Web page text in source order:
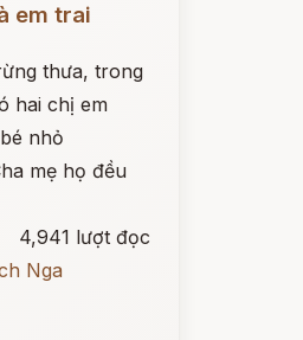
em trai
thưa, trong
hai chị em
nhỏ
mẹ họ đều
4,941 lượt đọc
Nga